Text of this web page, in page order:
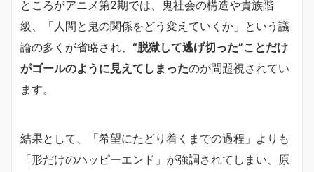
ところがアニメ第2期では、鬼社会の構造や貴族階
級、「人間と鬼の関係をどう変えていくか」という議
論の多くが省略され、 “脱獄して逃げ切った”ことだけ
がゴールのように見えてしまったのが問題視されてい
ます。
結果として、「希望にたどり着くまでの過程」よりも
「形だけのハッピーエンド」が強調されてしまい、原